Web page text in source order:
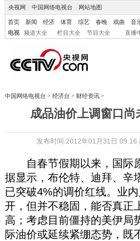
央视网 中国网络电视台 网站地图
首页 新闻 经济 体育 综艺 春晚 戏曲 音
电视
频道大全 栏目大全 节目大全 直播
中国网络电视台 > 经济台 > 财经资讯 >
成品油价上调窗口
发布时间:2012年01月31日 09:16 |
自春节假期以来，国际
据显示，布伦特、迪拜、辛
已突破4%的调价红线。业
开，但并不稳固，能否真正
高；考虑目前僵持的美伊局
际油价或延续紧绷态势，既